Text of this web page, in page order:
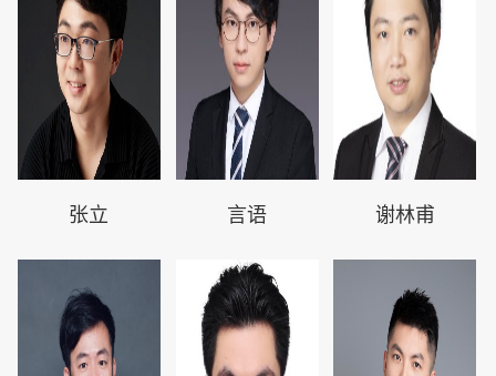
张立 言语 谢林甫